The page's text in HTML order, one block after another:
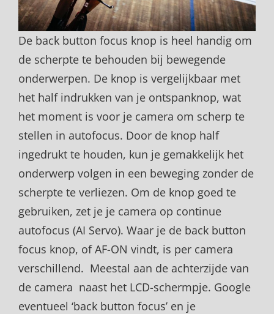
De back button focus knop is heel handig om
de scherpte te behouden bij bewegende
onderwerpen. De knop is vergelijkbaar met
het half indrukken van je ontspanknop, wat
het moment is voor je camera om scherp te
stellen in autofocus. Door de knop half
ingedrukt te houden, kun je gemakkelijk het
onderwerp volgen in een beweging zonder de
scherpte te verliezen. Om de knop goed te
gebruiken, zet je je camera op continue
autofocus (AI Servo). Waar je de back button
focus knop, of AF-ON vindt, is per camera
verschillend. Meestal aan de achterzijde van
de camera naast het LCD-schermpje. Google
eventueel ‘back button focus’ en je